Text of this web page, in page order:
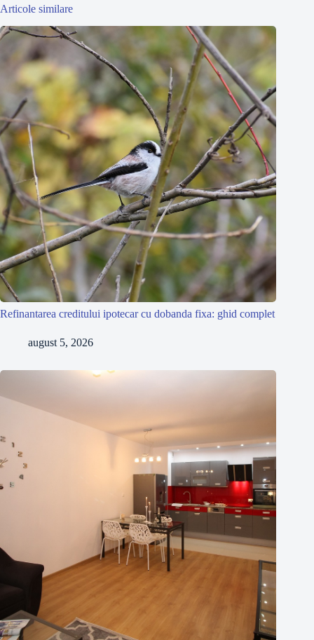
Articole similare
Refinantarea creditului ipotecar cu dobanda fixa: ghid complet
august 5, 2026